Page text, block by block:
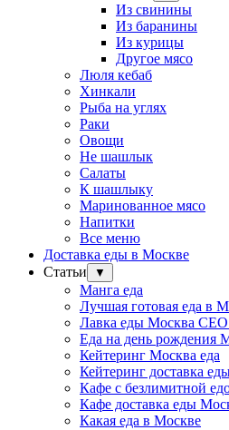
Из свинины
Из баранины
Из курицы
Другое мясо
Люля кебаб
Хинкали
Рыба на углях
Раки
Овощи
Не шашлык
Салаты
К шашлыку
Маринованное мясо
Напитки
Все меню
Доставка еды в Москве
Статьи
▼
Манга еда
Лучшая готовая
Лавка еды Москва
Еда на день
Кейтеринг Москва еда
Кейтеринг доставка
Кафе с безлимитной
Кафе доставка еды
Какая еда в Москве